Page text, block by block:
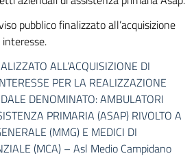
pubblico finalizzato all’acquisizione
ALL’ACQUISIZIONE DI
PER LA REALIZZAZIONE
DENOMINATO: AMBULATORI
PRIMARIA (ASAP) RIVOLTO A
(MMG) E MEDICI DI
(MCA) – Asl Medio Campidano